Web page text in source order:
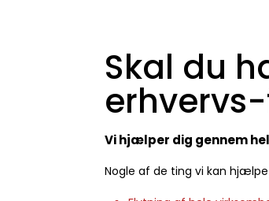
Skal du
Vi hjælper dig gennem
Nogle af de ting vi kan